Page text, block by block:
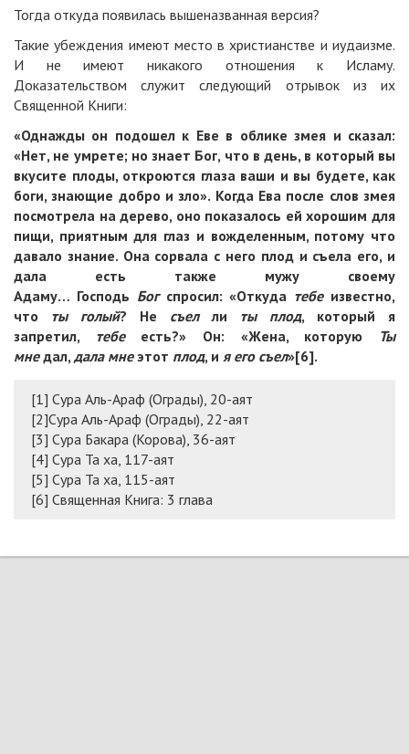
Тогда откуда появилась вышеназванная версия?
Такие убеждения имеют место в христианстве и иудаизме.
И не имеют никакого отношения к Исламу.
Доказательством служит следующий отрывок из их
Священной Книги:
«Однажды он подошел к Еве в облике змея и сказал:
«Нет, не умрете; но знает Бог, что в день, в который вы
вкусите плоды, откроются глаза ваши и вы будете, как
боги, знающие добро и зло». Когда Ева после слов змея
посмотрела на дерево, оно показалось ей хорошим для
пищи, приятным для глаз и вожделенным, потому что
давало знание. Она сорвала с него плод и съела его, и
дала есть также мужу своему
Адаму… Господь Богспросил: «Откуда тебеизвестно,
что ты голый? Не съелли ты плод, который я
запретил, тебеесть?» Он: «Жена, которую Ты
мнедал, дала мнеэтот плод, и я его съел»[6].
[1] Сура Аль-Араф (Ограды), 20-аят
[2]Сура Аль-Араф (Ограды), 22-аят
[3] Сура Бакара (Корова), 36-аят
[4] Сура Та ха, 117-аят
[5] Сура Та ха, 115-аят
[6] Священная Книга: 3 глава